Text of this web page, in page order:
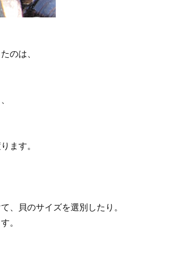
のは、
ます。
、貝のサイズを選別したり。
。